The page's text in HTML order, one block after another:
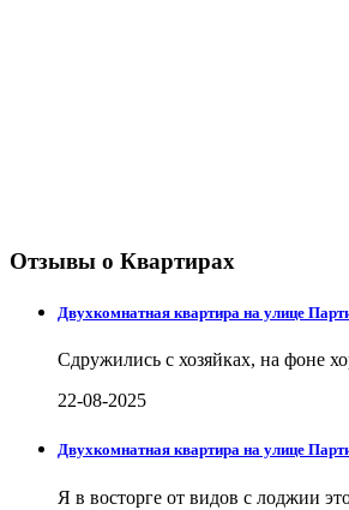
Отзывы о Квартирах
Двухкомнатная квартира на улице
Сдружились с хозяйках, на фоне
22-08-2025
Двухкомнатная квартира на улице
Я в восторге от видов с лоджии